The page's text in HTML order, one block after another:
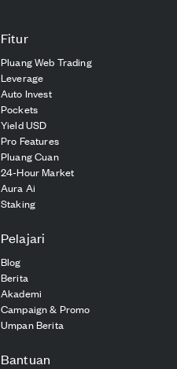
Fitur
Pluang Web Trading
Leverage
Auto Invest
Pockets
Yield USD
Pro Features
Pluang Cuan
24-Hour Market
Aura Ai
Staking
Pelajari
Blog
Berita
Akademi
Campaign & Promo
Umpan Berita
Bantuan